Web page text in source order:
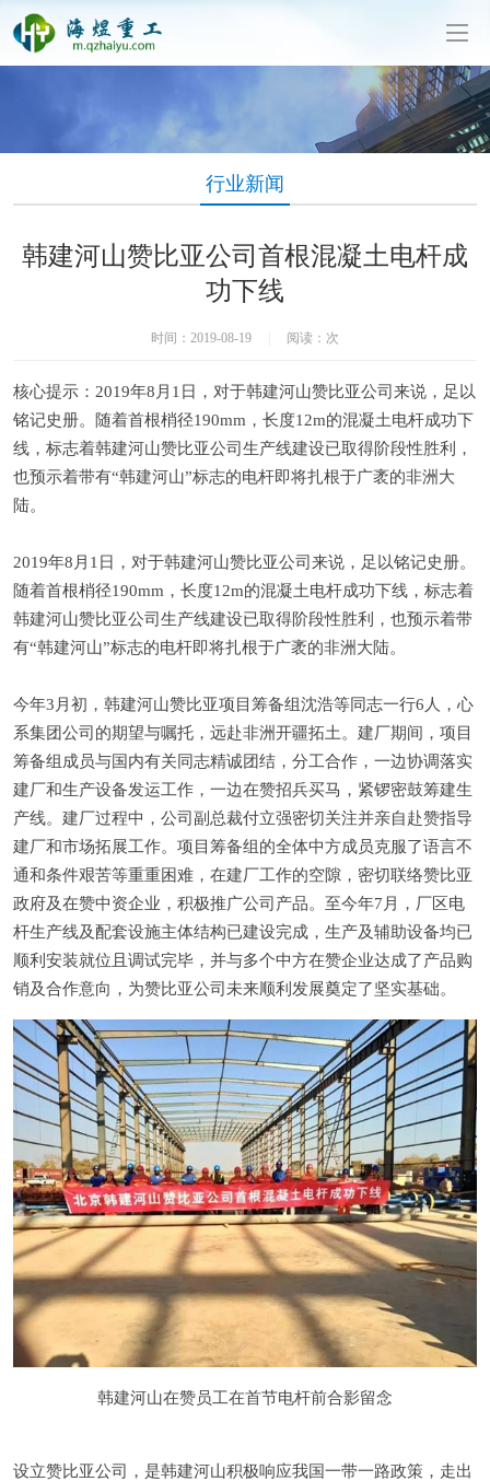
行业新闻
韩建河山赞比亚公司首根混凝土电杆成
功下线
时间：2019-08-19 阅读： 次
核心提示：2019年8月1日，对于韩建河山赞比亚公司来说，足以
铭记史册。随着首根梢径190mm，长度12m的混凝土电杆成功下
线，标志着韩建河山赞比亚公司生产线建设已取得阶段性胜利，
也预示着带有“韩建河山”标志的电杆即将扎根于广袤的非洲大
陆。
2019年8月1日，对于韩建河山赞比亚公司来说，足以铭记史册。
随着首根梢径190mm，长度12m的混凝土电杆成功下线，标志着
韩建河山赞比亚公司生产线建设已取得阶段性胜利，也预示着带
有“韩建河山”标志的电杆即将扎根于广袤的非洲大陆。
今年3月初，韩建河山赞比亚项目筹备组沈浩等同志一行6人，心
系集团公司的期望与嘱托，远赴非洲开疆拓土。建厂期间，项目
筹备组成员与国内有关同志精诚团结，分工合作，一边协调落实
建厂和生产设备发运工作，一边在赞招兵买马，紧锣密鼓筹建生
产线。建厂过程中，公司副总裁付立强密切关注并亲自赴赞指导
建厂和市场拓展工作。项目筹备组的全体中方成员克服了语言不
通和条件艰苦等重重困难，在建厂工作的空隙，密切联络赞比亚
政府及在赞中资企业，积极推广公司产品。至今年7月，厂区电
杆生产线及配套设施主体结构已建设完成，生产及辅助设备均已
顺利安装就位且调试完毕，并与多个中方在赞企业达成了产品购
销及合作意向，为赞比亚公司未来顺利发展奠定了坚实基础。
韩建河山在赞员工在首节电杆前合影留念
设立赞比亚公司，是韩建河山积极响应我国一带一路政策，走出